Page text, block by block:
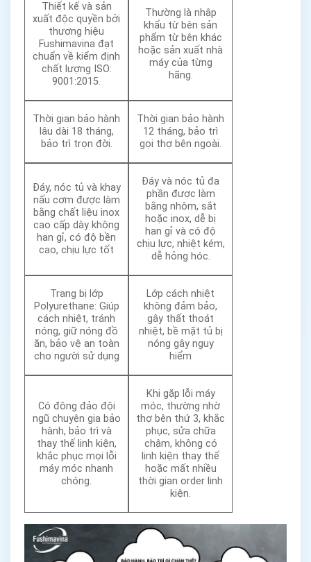
Thiết kế và sản
xuất độc quyền bởi
thương hiệu
Fushimavina đạt
chuẩn về kiểm định
chất lượng ISO:
9001:2015.
Thường là nhập
khẩu từ bên sản
phẩm từ bên khác
hoặc sản xuất nhà
máy của từng
hãng.
Thời gian bảo hành
lâu dài 18 tháng,
bảo trì trọn đời.
Thời gian bảo hành
12 tháng, bảo trì
gọi thợ bên ngoài.
Đáy, nóc tủ và khay
nấu cơm được làm
bằng chất liệu inox
cao cấp dày không
han gỉ, có độ bền
cao, chịu lực tốt
Đáy và nóc tủ đa
phần được làm
bằng nhôm, sắt
hoặc inox, dễ bị
han gỉ và có độ
chịu lực, nhiệt kém,
dễ hỏng hóc.
Trang bị lớp
Polyurethane: Giúp
cách nhiệt, tránh
nóng, giữ nóng đồ
ăn, bảo vệ an toàn
cho người sử dụng
Lớp cách nhiệt
không đảm bảo,
gây thất thoát
nhiệt, bề mặt tủ bị
nóng gây nguy
hiểm
Có đông đảo đội
ngũ chuyên gia bảo
hành, bảo trì và
thay thế linh kiện,
khắc phục mọi lỗi
máy móc nhanh
chóng.
Khi gặp lỗi máy
móc, thường nhờ
thợ bên thứ 3, khắc
phục, sửa chữa
chậm, không có
linh kiện thay thế
hoặc mất nhiều
thời gian order linh
kiện.